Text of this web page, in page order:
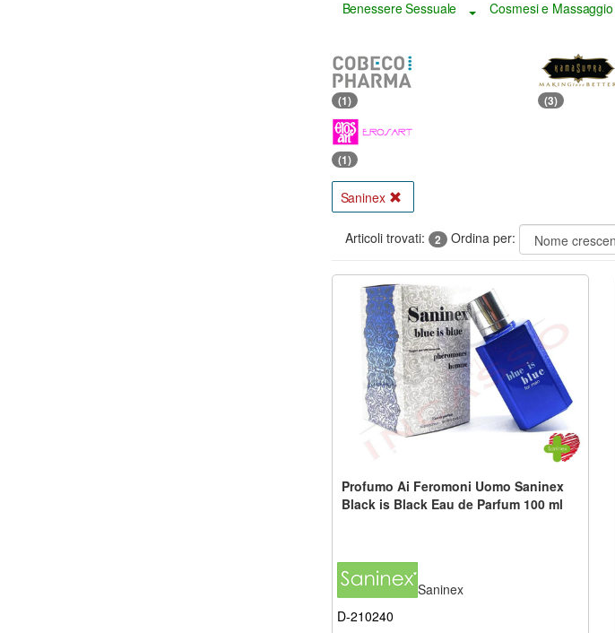
Benessere Sessuale Toggle Dropdown
Cosmesi e Massaggio
(1) (3)
(1)
Saninex
Articoli trovati: 2 Ordina per:
Profumo Ai Feromoni Uomo Saninex
Black is Black Eau de Parfum 100 ml
Saninex
D-210240